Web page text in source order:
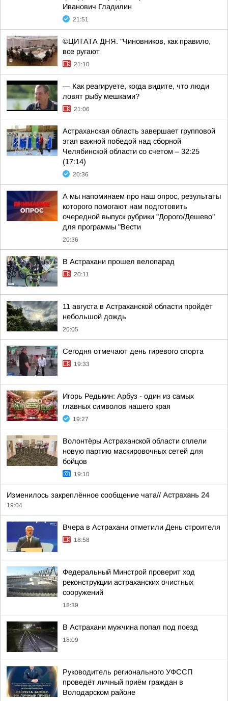
Иванович Гладилин
21:51
©ЦИТАТА ДНЯ. "Чиновников, как правило,
все ругают
21:10
— Как реагируете, когда видите, что люди
ловят рыбу мешками?
21:06
Астраханская область завершает групповой
этап важной победой над сборной
Челябинской области со счетом – 32:25
(17:14)
20:36
А мы напоминаем про наш опрос, результаты
которого помогают нам подготовить
очередной выпуск рубрики "Дорого/Дешево"
для программы "Вести
20:36
В Астрахани прошел велопарад
20:11
11 августа в Астраханской области пройдёт
небольшой дождь
20:05
Сегодня отмечают день гиревого спорта
19:33
Игорь Редькин: Арбуз - один из самых
главных символов нашего края
19:27
Волонтёры Астраханской области сплели
новую партию маскировочных сетей для
бойцов
19:10
Изменилось закреплённое сообщение чата// Астрахань 24
19:04
Вчера в Астрахани отметили День строителя
18:58
Федеральный Минстрой проверит ход
реконструкции астраханских очистных
сооружений
18:39
В Астрахани мужчина попал под поезд
18:09
Руководитель регионального УФССП
проведёт личный приём граждан в
Володарском районе